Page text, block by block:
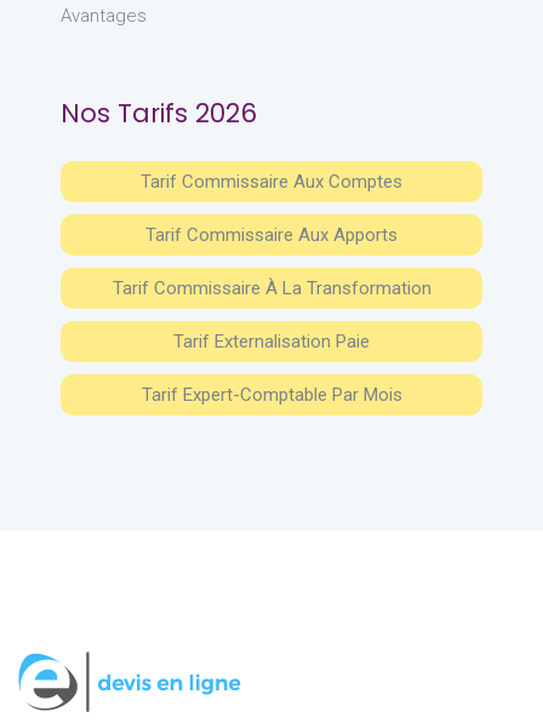
Avantages
Nos Tarifs 2026
Tarif Commissaire Aux Comptes
Tarif Commissaire Aux Apports
Tarif Commissaire À La Transformation
Tarif Externalisation Paie
Tarif Expert-Comptable Par Mois